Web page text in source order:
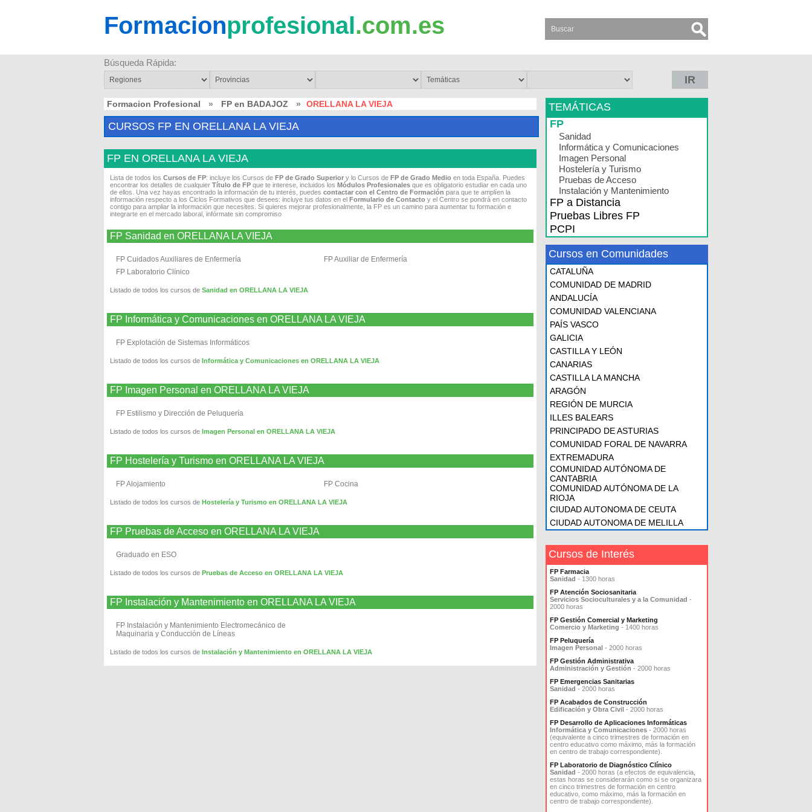
Formacionprofesional.com.es
Búsqueda Rápida:
IR
Formacion Profesional » FP en BADAJOZ » ORELLANA LA VIEJA
CURSOS FP EN ORELLANA LA VIEJA
FP EN ORELLANA LA VIEJA
Lista de todos los Cursos de FP: incluye los Cursos de FP de Grado Superior y lo Cursos de FP de Grado Medio en toda España. Puedes
encontrar los detalles de cualquier Título de FP que te interese, incluidos los Módulos Profesionales que es obligatorio estudiar en cada uno
de ellos. Una vez hayas encontrado la información de tu interés, puedes contactar con el Centro de Formación para que te amplíen la
información respecto a los Ciclos Formativos que desees: incluye tus datos en el Formulario de Contacto y el Centro se pondrá en contacto
contigo para ampliar la información que necesites. Si quieres mejorar profesionalmente, la FP es un camino para aumentar tu formación e
integrarte en el mercado laboral, infórmate sin compromiso
FP Sanidad en ORELLANA LA VIEJA
FP Cuidados Auxiliares de Enfermería
FP Auxiliar de Enfermería
FP Laboratorio Clínico
Listado de todos los cursos de Sanidad en ORELLANA LA VIEJA
FP Informática y Comunicaciones en ORELLANA LA VIEJA
FP Explotación de Sistemas Informáticos
Listado de todos los cursos de Informática y Comunicaciones en ORELLANA LA VIEJA
FP Imagen Personal en ORELLANA LA VIEJA
FP Estilismo y Dirección de Peluquería
Listado de todos los cursos de Imagen Personal en ORELLANA LA VIEJA
FP Hostelería y Turismo en ORELLANA LA VIEJA
FP Alojamiento FP Cocina
Listado de todos los cursos de Hostelería y Turismo en ORELLANA LA VIEJA
FP Pruebas de Acceso en ORELLANA LA VIEJA
Graduado en ESO
Listado de todos los cursos de Pruebas de Acceso en ORELLANA LA VIEJA
FP Instalación y Mantenimiento en ORELLANA LA VIEJA
FP Instalación y Mantenimiento Electromecánico de
Maquinaria y Conducción de Líneas
Listado de todos los cursos de Instalación y Mantenimiento en ORELLANA LA VIEJA
TEMÁTICAS
FP
Sanidad
Informática y Comunicaciones
Imagen Personal
Hostelería y Turismo
Pruebas de Acceso
Instalación y Mantenimiento
FP a Distancia
Pruebas Libres FP
PCPI
Cursos en Comunidades
CATALUÑA
COMUNIDAD DE MADRID
ANDALUCÍA
COMUNIDAD VALENCIANA
PAÍS VASCO
GALICIA
CASTILLA Y LEÓN
CANARIAS
CASTILLA LA MANCHA
ARAGÓN
REGIÓN DE MURCIA
ILLES BALEARS
PRINCIPADO DE ASTURIAS
COMUNIDAD FORAL DE NAVARRA
EXTREMADURA
COMUNIDAD AUTÓNOMA DE
CANTABRIA
COMUNIDAD AUTÓNOMA DE LA
RIOJA
CIUDAD AUTONOMA DE CEUTA
CIUDAD AUTONOMA DE MELILLA
Cursos de Interés
FP Farmacia
Sanidad - 1300 horas
FP Atención Sociosanitaria
Servicios Socioculturales y a la Comunidad -
2000 horas
FP Gestión Comercial y Marketing
Comercio y Marketing - 1400 horas
FP Peluquería
Imagen Personal - 2000 horas
FP Gestión Administrativa
Administración y Gestión - 2000 horas
FP Emergencias Sanitarias
Sanidad - 2000 horas
FP Acabados de Construcción
Edificación y Obra Civil - 2000 horas
FP Desarrollo de Aplicaciones Informáticas
Informática y Comunicaciones - 2000 horas
(equivalente a cinco trimestres de formación en
centro educativo como máximo, más la formación
en centro de trabajo correspondiente).
FP Laboratorio de Diagnóstico Clínico
Sanidad - 2000 horas (a efectos de equivalencia,
estas horas se considerarán como si se organizara
en cinco trimestres de formación en centro
educativo, como máximo, más la formación en
centro de trabajo correspondiente).